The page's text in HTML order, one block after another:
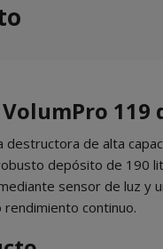
destructora de alta
depósito de 190
sensor de luz y
rendimiento continuo.